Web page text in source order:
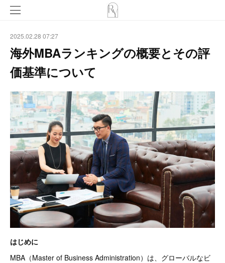
2025.02.28 07:27
海外MBAランキングの概要とその評
価基準について
はじめに
MBA（Master of Business Administration）は、グローバルなビ